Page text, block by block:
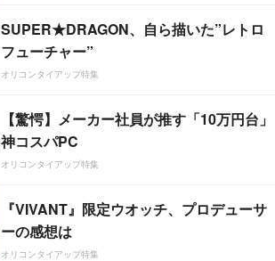
SUPER★DRAGON、自ら描いた”レトロ
フューチャー”
オリコンタイアップ特集
【驚愕】メーカー社員が推す「10万円台」
神コスパPC
オリコンタイアップ特集
『VIVANT』限定ウオッチ、プロデューサ
ーの感想は
オリコンタイアップ特集